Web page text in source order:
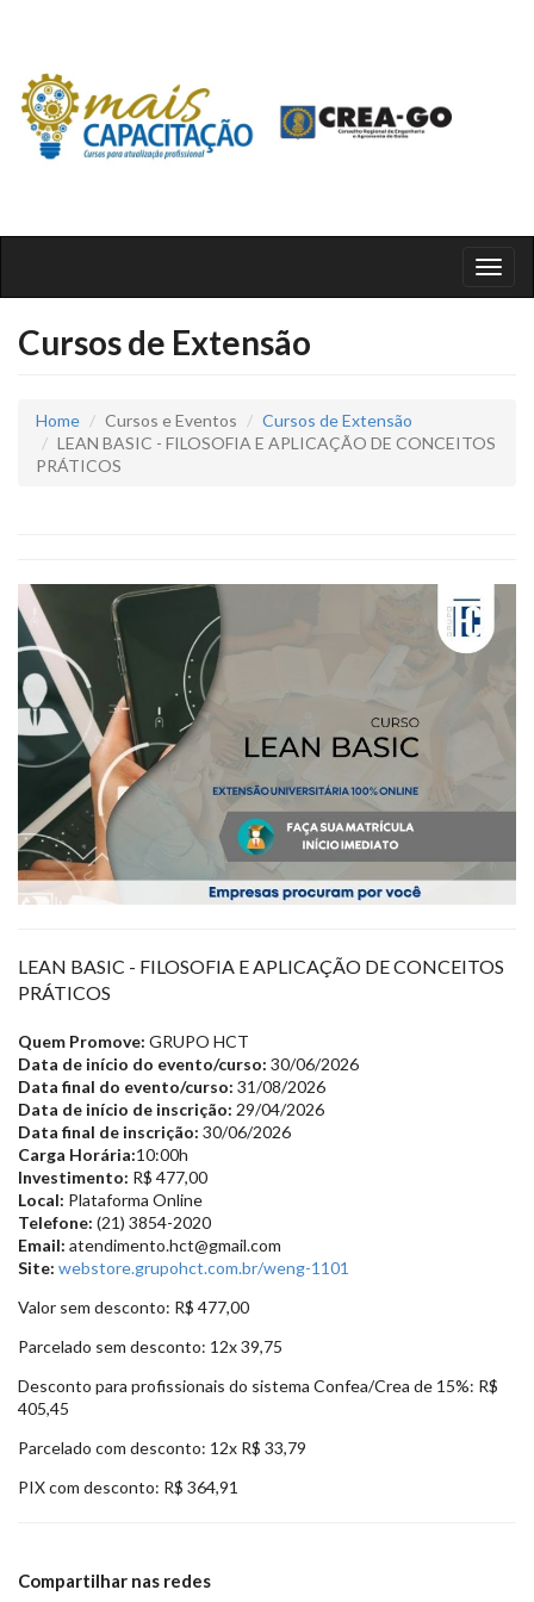
Cursos de Extensão
Home Cursos e Eventos
Cursos de Extensão
LEAN BASIC - FILOSOFIA E APLICAÇÃO DE CONCEITOS
PRÁTICOS
LEAN BASIC - FILOSOFIA E APLICAÇÃO DE CONCEITOS
PRÁTICOS
Quem Promove: GRUPO HCT
Data de início do evento/curso: 30/06/2026
Data final do evento/curso: 31/08/2026
Data de início de inscrição: 29/04/2026
Data final de inscrição: 30/06/2026
Carga Horária:10:00h
Investimento: R$ 477,00
Local: Plataforma Online
Telefone: (21) 3854-2020
Email: atendimento.hct@gmail.com
Site: webstore.grupohct.com.br/weng-1101
Valor sem desconto: R$ 477,00
Parcelado sem desconto: 12x 39,75
Desconto para profissionais do sistema Confea/Crea de 15%: R$
405,45
Parcelado com desconto: 12x R$ 33,79
PIX com desconto: R$ 364,91
Compartilhar nas redes